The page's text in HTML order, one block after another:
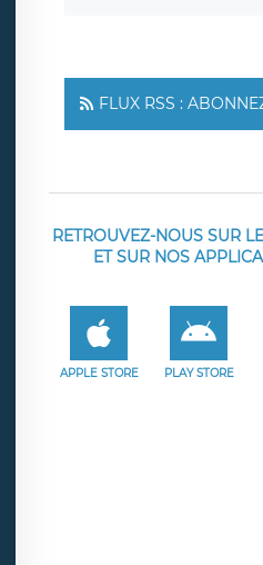
FLUX RSS :
RETROUVEZ-NOUS SUR
ET SUR NOS
APPLE STORE PLAY STORE